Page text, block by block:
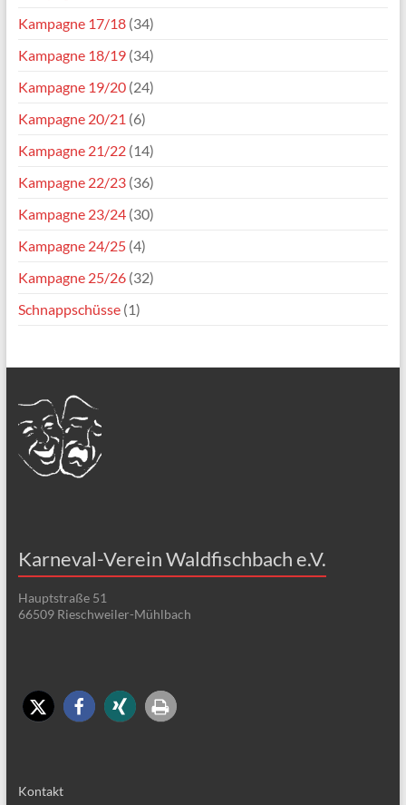
Kampagne 17/18(34)
Kampagne 18/19(34)
Kampagne 19/20(24)
Kampagne 20/21 (6)
Kampagne 21/22(14)
Kampagne 22/23(36)
Kampagne 23/24(30)
Kampagne 24/25(4)
Kampagne 25/26(32)
Schnappschüsse(1)
Karneval-Verein Waldfischbach e.V.
Hauptstraße 51
66509 Rieschweiler-Mühlbach
Kontakt